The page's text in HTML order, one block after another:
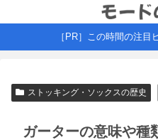
［PR］この時間の注目
ストッキング・ソックスの歴史
ガーターの意味や種